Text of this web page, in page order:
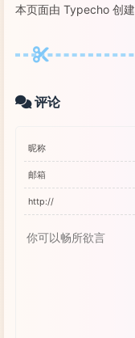
本页面由 Typecho 创
评论